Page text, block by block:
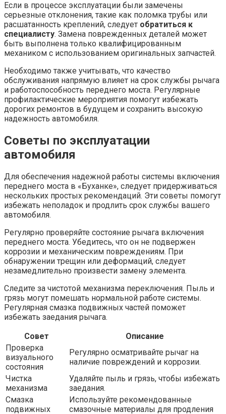
Если в процессе эксплуатации были замечены
серьезные отклонения, такие как поломка трубы или
расшатанность креплений, следует обратиться к
специалисту. Замена поврежденных деталей может
быть выполнена только квалифицированным
механиком с использованием оригинальных запчастей.
Необходимо также учитывать, что качество
обслуживания напрямую влияет на срок службы рычага
и работоспособность переднего моста. Регулярные
профилактические мероприятия помогут избежать
дорогих ремонтов в будущем и сохранить высокую
надежность автомобиля.
Советы по эксплуатации
автомобиля
Для обеспечения надежной работы системы включения
переднего моста в «Буханке», следует придерживаться
нескольких простых рекомендаций. Эти советы помогут
избежать неполадок и продлить срок службы вашего
автомобиля.
Регулярно проверяйте состояние рычага включения
переднего моста. Убедитесь, что он не подвержен
коррозии и механическим повреждениям. При
обнаружении трещин или деформаций, следует
незамедлительно произвести замену элемента.
Следите за чистотой механизма переключения. Пыль и
грязь могут помешать нормальной работе системы.
Регулярная смазка подвижных частей поможет
избежать заедания рычага.
Совет
Описание
Проверка
визуального
состояния
Регулярно осматривайте рычаг на
наличие повреждений и коррозии.
Чистка
механизма
Удаляйте пыль и грязь, чтобы избежать
заедания.
Смазка
подвижных
Используйте рекомендованные
смазочные материалы для продления